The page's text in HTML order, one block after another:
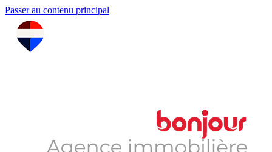
Passer au contenu principal